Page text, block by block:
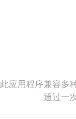
此应用程序兼容多
通过一